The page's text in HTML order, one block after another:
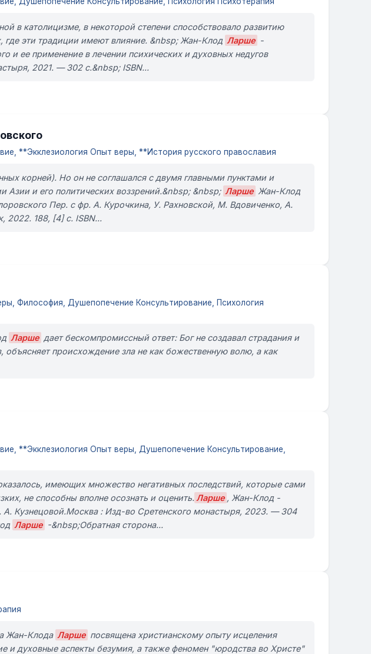
в католицизме, в некоторой степени способствовало развитию
где эти традиции имеют влияние. &nbsp; Жан-Клод Ларше -
и ее применение в лечении психических и духовных недугов
2021. — 302 с.&nbsp; ISBN...
**Экклезиология Опыт веры, **История русского православия
корней). Но он не соглашался с двумя главными пунктами и
Азии и его политических воззрений.&nbsp; &nbsp; Ларше Жан-Клод
Пер. с фр. А. Курочкина, У. Рахновской, М. Вдовиченко, А.
188, [4] с. ISBN...
Философия, Душепопечение Консультирование, Психология
Ларше дает бескомпромиссный ответ: Бог не создавал страдания и
объясняет происхождение зла не как божественную волю, а как
**Экклезиология Опыт веры, Душепопечение Консультирование,
имеющих множество негативных последствий, которые сами
не способны вполне осознать и оценить. Ларше , Жан-Клод -
А. Кузнецовой.Москва : Изд-во Сретенского монастыря, 2023. — 304
Ларше -&nbsp;Обратная сторона...
Жан-Клода Ларше посвящена христианскому опыту исцеления
и духовные аспекты безумия, а также феномен "юродства во Христе"